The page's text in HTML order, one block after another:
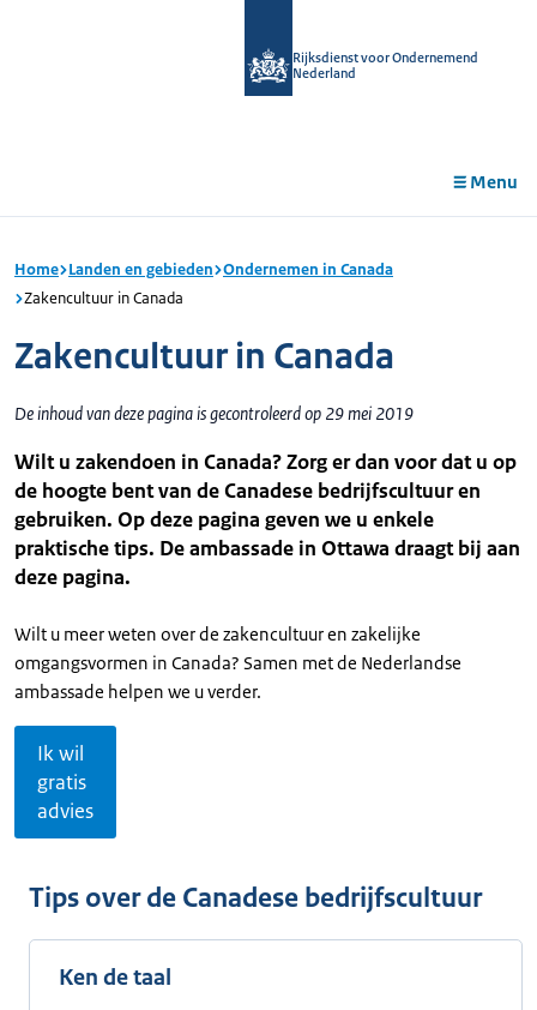
Rijksdienst voor Ondernemend
Nederland
Menu
Home Landen en gebieden Ondernemen in Canada
Zakencultuur in Canada
Zakencultuur in Canada
De inhoud van deze pagina is gecontroleerd op 29 mei 2019
Wilt u zakendoen in Canada? Zorg er dan voor dat u op
de hoogte bent van de Canadese bedrijfscultuur en
gebruiken. Op deze pagina geven we u enkele
praktische tips. De ambassade in Ottawa draagt bij aan
deze pagina.
Wilt u meer weten over de zakencultuur en zakelijke
omgangsvormen in Canada? Samen met de Nederlandse
ambassade helpen we u verder.
Ik wil
gratis
advies
Tips over de Canadese bedrijfscultuur
Ken de taal